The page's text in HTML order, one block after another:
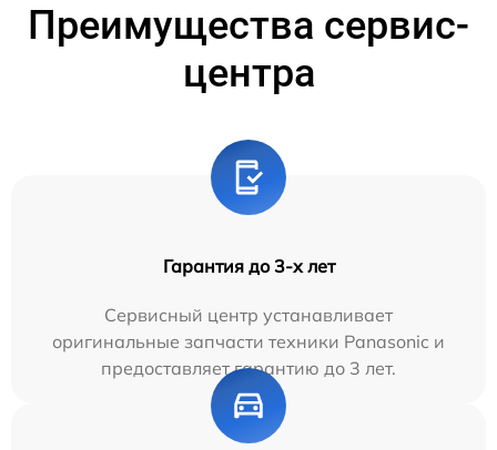
Преимущества сервис-
центра
Гарантия до 3-х лет
Сервисный центр устанавливает
оригинальные запчасти техники Panasonic и
предоставляет гарантию до 3 лет.